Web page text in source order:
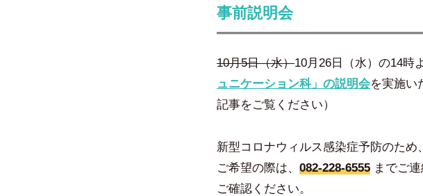
事前説明会
10月5日（水）10月26日（水）の14時
ュニケーション科」の説明会を実施い
記事をご覧ください）
新型コロナウィルス感染症予防のため
ご希望の際は、 082-228-6555 までご
ご確認ください。